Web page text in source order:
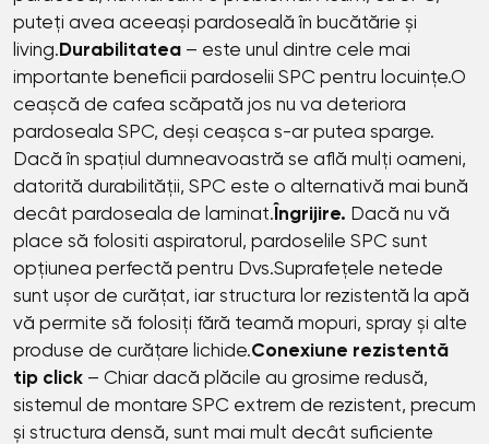
puteți avea aceeași pardoseală în bucătărie și
living. Durabilitatea – este unul dintre cele mai
importante beneficii pardoselii SPC pentru locuințe.O
ceașcă de cafea scăpată jos nu va deteriora
pardoseala SPC, deși ceașca s-ar putea sparge.
Dacă în spațiul dumneavoastră se află mulți oameni,
datorită durabilității, SPC este o alternativă mai bună
decât pardoseala de laminat. Îngrijire. Dacă nu vă
place să folositi aspiratorul, pardoselile SPC sunt
opțiunea perfectă pentru Dvs.Suprafețele netede
sunt ușor de curățat, iar structura lor rezistentă la apă
vă permite să folosiți fără teamă mopuri, spray și alte
produse de curățare lichide.Conexiune rezistentă
tip click – Chiar dacă plăcile au grosime redusă,
sistemul de montare SPC extrem de rezistent, precum
și structura densă, sunt mai mult decât suficiente